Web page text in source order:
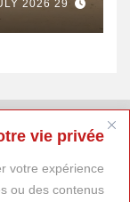
vie privée.
votre expérience
ou des contenus
29 JULY 2026